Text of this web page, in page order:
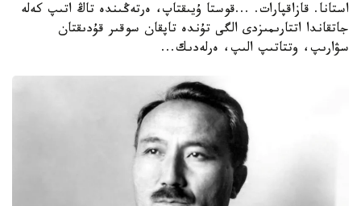
استانا. قازاقپارات. ...قوستا ۇيىقتاپ، ەرتەڭىندە تاڭ اتىپ كەلە
جاتقاندا اتتارىمىزدى الگى تۇندە تاپقان سوقىر قۇدىقتان
سۋارىپ، وتتاتىپ الىپ، ەرلەدىك...